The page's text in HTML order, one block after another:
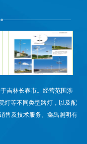
吉林长春市。经营范围涉
灯等不同类型路灯，以及配
售及技术服务。鑫禹照明有